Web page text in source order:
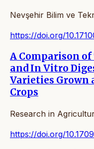
Nevşehir Bilim ve
https://doi.org/
A Comparison
and In Vitro
Varieties Grown
Crops
Research in
https://doi.org/